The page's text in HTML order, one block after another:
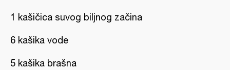
1 kašičica suvog biljnog začina
6 kašika vode
5 kašika brašna